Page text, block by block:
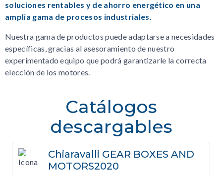
soluciones rentables y de ahorro energético en una
amplia gama de procesos industriales.
Nuestra gama de productos puede adaptarse a necesidades
específicas, gracias al asesoramiento de nuestro
experimentado equipo que podrá garantizarle la correcta
elección de los motores.
Catálogos
descargables
Chiaravalli GEAR BOXES AND
MOTORS2020